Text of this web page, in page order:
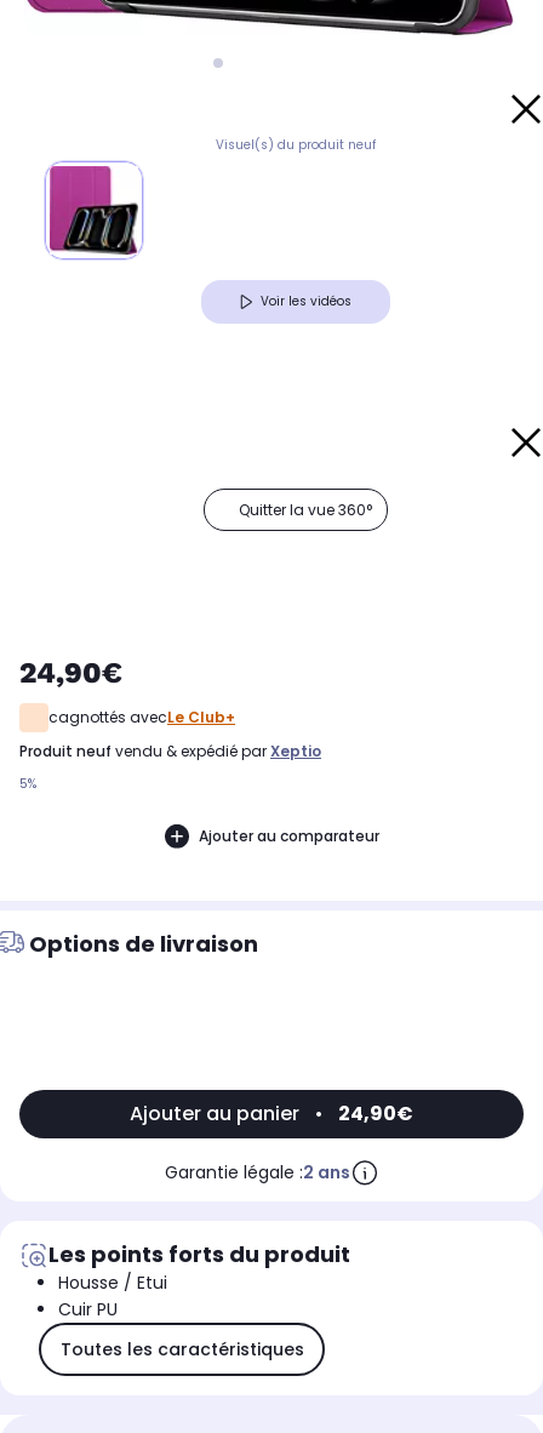
Visuel(s) du produit neuf
Voir les vidéos
Quitter la vue 360°
24,90€
cagnottés avecLe Club+
produit neuf vendu & expédié parXeptio
5%
Ajouter au comparateur
Options de livraison
Ajouter au panier • 24,90€
Garantie légale :2 ans
Les points forts du produit
Housse / Etui
Cuir PU
Toutes les caractéristiques